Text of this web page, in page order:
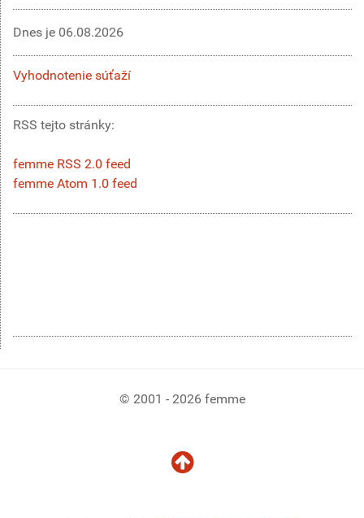
Dnes je 06.08.2026
Vyhodnotenie súťaží
RSS tejto stránky:
femme RSS 2.0 feed
femme Atom 1.0 feed
© 2001 - 2026 femme